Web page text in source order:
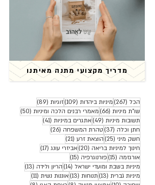
מדריך מקצועי מתנה מאיתנו
הכל (267) 267 פוסטים
מיניות ביהדות (109) 109 פוסטים
זוגיות (89)
89 פוסטים
שו"ת מיניות (66) 66 פוסטים
מאמרי רבנים הלכה ומיניות (50)
50 פוסטים
תשובות מיניות (49) 49 פוסטים
אתגרים במיניות (41)
41 פוסטים
חתן וכלה (37) 37 פוסטים
טהרת המשפחה (26)
26 פוסטים
חשק מיני (25) 25 פוסטים
הוצאת זרע (21)
21 פוסטים
חינוך למיניות בריאה (20) 20 פוסטים
אביזרי עונג (17)
17 פוסטים
אורגזמה (15) 15 פוסטיםפורנוגרפיה (15)
15 פוסטים
מיניות בשבת ומועדי ישראל (14) 14 פוסטיםהריון ולידה (13)
13 פוסטים
מיניות גברית (13) 13 פוסטיםתנוחות (13) 13 פוסטיםאוננות נשית (11)
11 פוסטים